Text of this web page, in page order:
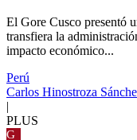
El Gore Cusco presentó
transfiera la
impacto económico...
Perú
Carlos Hinostroza
|
PLUS
G